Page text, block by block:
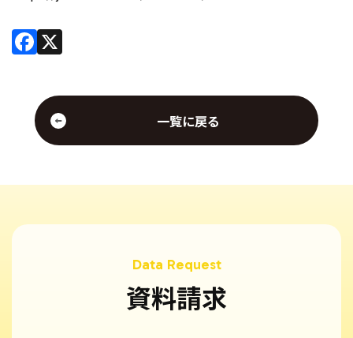
Facebook
一覧に戻る
資料請求